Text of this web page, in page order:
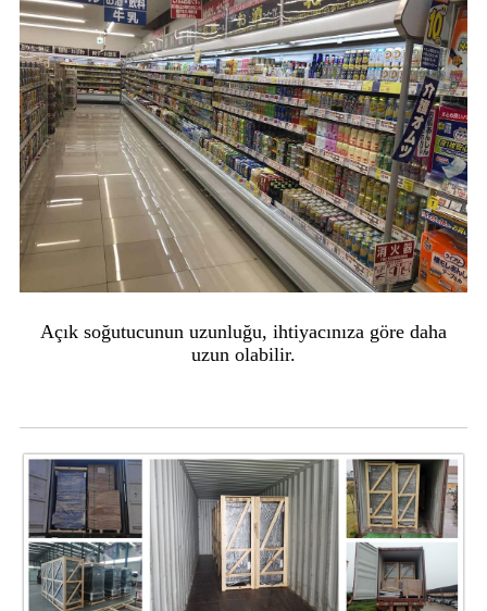
Açık soğutucunun uzunluğu, ihtiyacınıza göre daha
uzun olabilir.